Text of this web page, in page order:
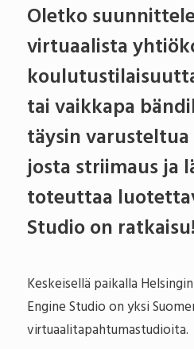
Oletko
virtuaalista
tai vaikkapa
täysin
josta striimaus ja
toteuttaa
Studio on ratkaisu!
Keskeisellä paikalla
Engine Studio on yksi
virtuaalitapahtumastudioita.